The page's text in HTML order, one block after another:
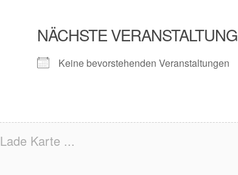
NÄCHSTE VERANSTALTUNG
Keine bevorstehenden Veranstaltungen
Lade Karte ...